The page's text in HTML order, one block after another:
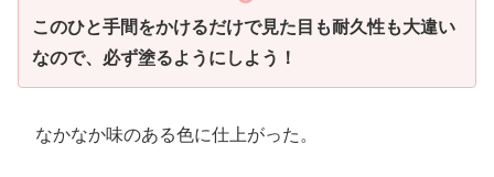
このひと手間をかけるだけで見た目も耐久性も大違い
なので、必ず塗るようにしよう！
なかなか味のある色に仕上がった。